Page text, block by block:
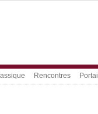
Rencontres Portail